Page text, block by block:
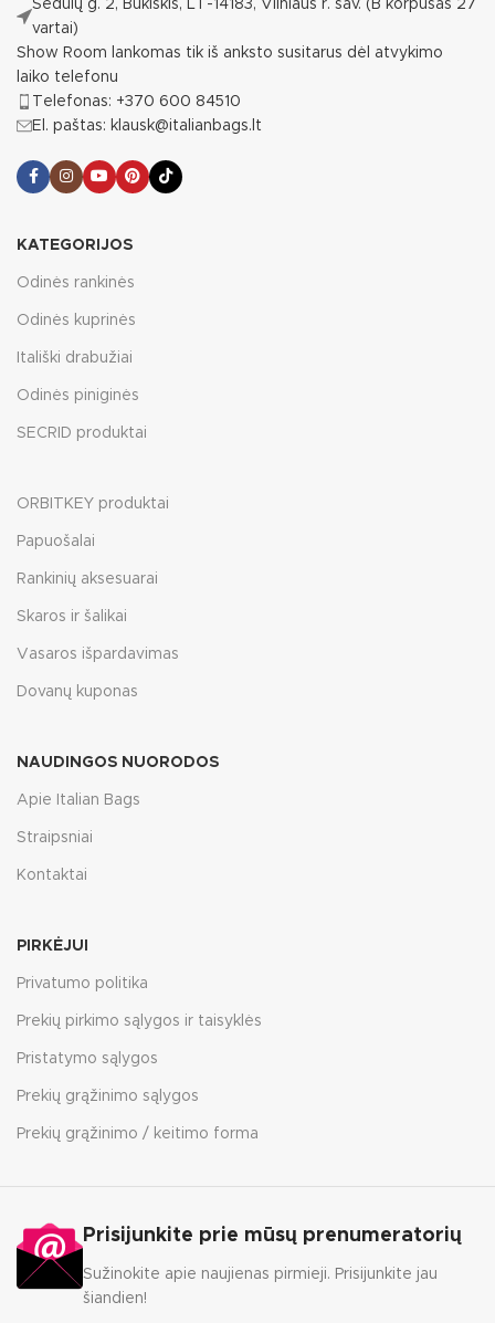
Sedulų g. 2, Bukiškis, LT-14183, Vilniaus r. sav. (B korpusas 27
vartai)
Show Room lankomas tik iš anksto susitarus dėl atvykimo
laiko telefonu
Telefonas: +370 600 84510
El. paštas: klausk@italianbags.lt
KATEGORIJOS
Odinės rankinės
Odinės kuprinės
Itališki drabužiai
Odinės piniginės
SECRID produktai
ORBITKEY produktai
Papuošalai
Rankinių aksesuarai
Skaros ir šalikai
Vasaros išpardavimas
Dovanų kuponas
NAUDINGOS NUORODOS
Apie Italian Bags
Straipsniai
Kontaktai
PIRKĖJUI
Privatumo politika
Prekių pirkimo sąlygos ir taisyklės
Pristatymo sąlygos
Prekių grąžinimo sąlygos
Prekių grąžinimo / keitimo forma
Prisijunkite prie mūsų prenumeratorių
Sužinokite apie naujienas pirmieji. Prisijunkite jau
šiandien!